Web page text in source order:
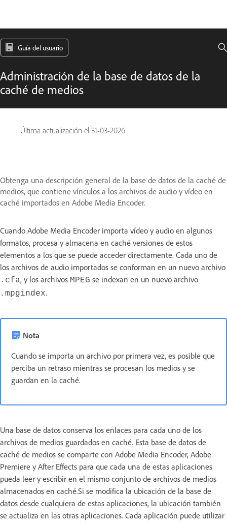
Guía del usuario
Administración de la base de datos de la
caché de medios
Última actualización el 31-03-2026
Obtenga una descripción general de la base de datos de la caché de
medios, que contiene vínculos a los archivos de audio y vídeo en
caché importados en Adobe Media Encoder.
Cuando Adobe Media Encoder importa vídeo y audio en algunos
formatos, procesa y almacena en caché versiones de estos
elementos a los que se puede acceder directamente. Cada uno de
los archivos de audio importados se conforman en un nuevo archivo
.cfa, y los archivos MPEG se indexan en un nuevo archivo
.mpgindex.
Nota
Cuando se importa un archivo por primera vez, es posible que
perciba un retraso mientras se procesan los medios y se
guardan en la caché.
Una base de datos conserva los enlaces para cada uno de los
archivos de medios guardados en caché. Esta base de datos de
caché de medios se comparte con Adobe Media Encoder, Adobe
Premiere y After Effects para que cada una de estas aplicaciones
pueda leer y escribir en el mismo conjunto de archivos de medios
almacenados en caché.Si se modifica la ubicación de la base de
datos desde cualquiera de estas aplicaciones, la ubicación también
se actualiza en las otras aplicaciones. Cada aplicación puede utilizar